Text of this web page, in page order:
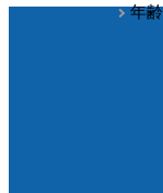
年